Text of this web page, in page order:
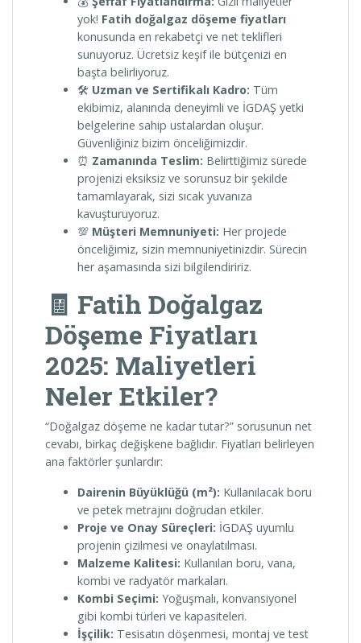
yok! Fatih doğalgaz döşeme fiyatları
konusunda en rekabetçi ve net teklifleri
sunuyoruz. Ücretsiz keşif ile bütçenizi en
başta belirliyoruz.
🛠️ Uzman ve Sertifikalı Kadro: Tüm
ekibimiz, alanında deneyimli ve İGDAŞ yetki
belgelerine sahip ustalardan oluşur.
Güvenliğiniz bizim önceliğimizdir.
⏰ Zamanında Teslim: Belirttiğimiz sürede
projenizi eksiksiz ve sorunsuz bir şekilde
tamamlayarak, sizi sıcak yuvanıza
kavuşturuyoruz.
💯 Müşteri Memnuniyeti: Her projede
önceliğimiz, sizin memnuniyetinizdir. Sürecin
her aşamasında sizi bilgilendiririz.
🧾 Fatih Doğalgaz
Döşeme Fiyatları
2025: Maliyetleri
Neler Etkiler?
“Doğalgaz döşeme ne kadar tutar?” sorusunun net
cevabı, birkaç değişkene bağlıdır. Fiyatları belirleyen
ana faktörler şunlardır:
Dairenin Büyüklüğü (m²): Kullanılacak boru
ve petek metrajını doğrudan etkiler.
Proje ve Onay Süreçleri: İGDAŞ uyumlu
projenin çizilmesi ve onaylatılması.
Malzeme Kalitesi: Kullanılan boru, vana,
kombi ve radyatör markaları.
Kombi Seçimi: Yoğuşmalı, konvansiyonel
gibi kombi türleri ve kapasiteleri.
İşçilik: Tesisatın döşenmesi, montaj ve test